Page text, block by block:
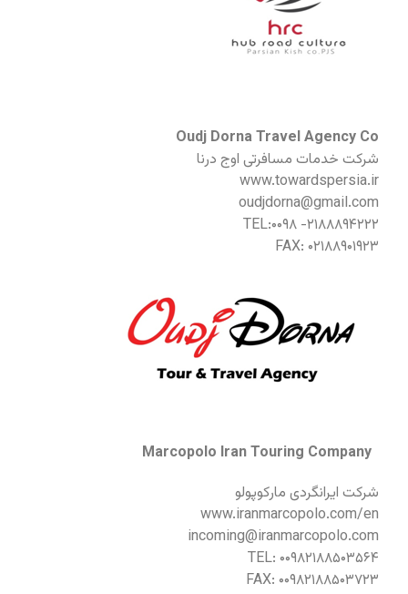
Oudj Dorna Travel Agency Co
شرکت خدمات مسافرتی اوج درنا
www.towardspersia.ir
oudjdorna@gmail.com
TEL:۰۰۹۸ -۲۱۸۸۸۹۴۲۲۲
FAX: ۰۲۱۸۸۹۰۱۹۲۳
Marcopolo Iran Touring Company
شرکت ایرانگردی مارکوپولو
www.iranmarcopolo.com/en
incoming@iranmarcopolo.com
TEL: ۰۰۹۸۲۱۸۸۵۰۳۵۶۴
FAX: ۰۰۹۸۲۱۸۸۵۰۳۷۲۳